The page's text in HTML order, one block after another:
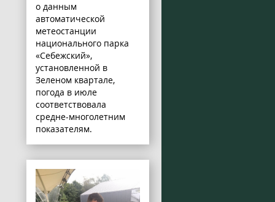
о данным
автоматической
метеостанции
национального парка
«Себежский»,
установленной в
Зеленом квартале,
погода в июле
соответствовала
средне-многолетним
показателям.